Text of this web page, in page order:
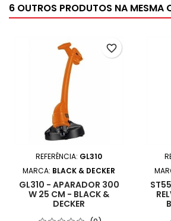
6 OUTROS PRODUTOS NA MESMA
REFERÊNCIA: GL310
MARCA: BLACK & DECKER
GL310 - APARADOR 300
W 25 CM - BLACK &
DECKER
favorite_border